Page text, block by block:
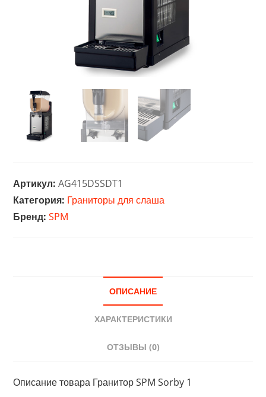
Артикул:AG415DSSDT1
Категория: Граниторы для слаша
Бренд: SPM
ОПИСАНИЕ
ХАРАКТЕРИСТИКИ
ОТЗЫВЫ (0)
Описание товара Гранитор SPM Sorby 1